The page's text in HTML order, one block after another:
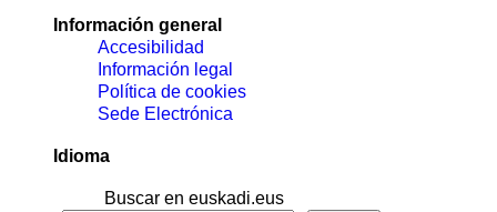
Información general
Accesibilidad
Información legal
Política de cookies
Sede Electrónica
Idioma
Buscar en euskadi.eus